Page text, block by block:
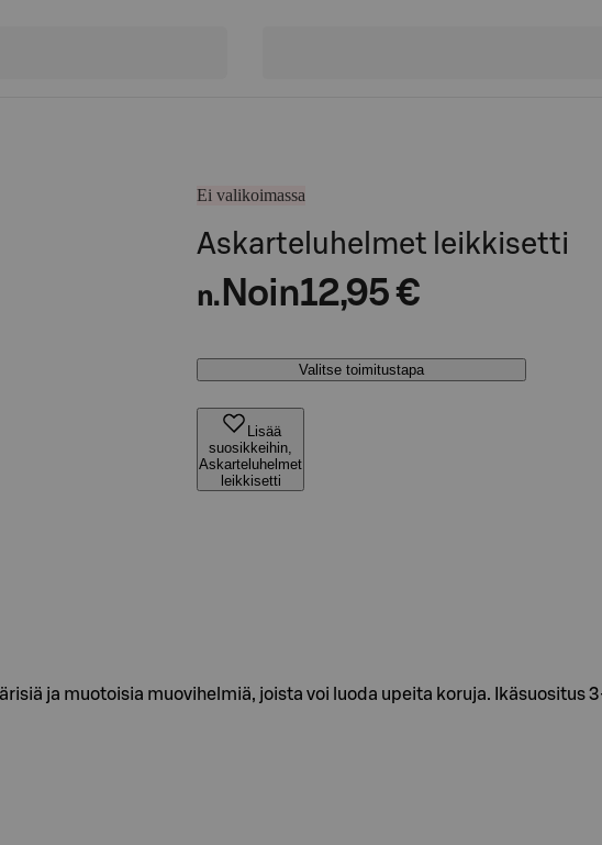
Ei valikoimassa
Askarteluhelmet leikkisetti
n. Noin12,95 €
Valitse toimitustapa
Lisää
suosikkeihin,
Askarteluhelmet
leikkisetti
ja muotoisia muovihelmiä, joista voi luoda upeita koruja. Ikäsuositus